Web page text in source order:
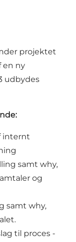
projektet
en ny
udbydes
internt
samt why,
og
samt why,
til proces -